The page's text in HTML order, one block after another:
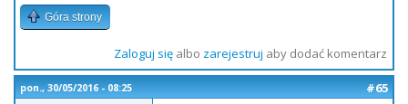
Góra strony
Zaloguj sięalbo zarejestruj aby dodać komentarz
pon., 30/05/2016 - 08:25
#65